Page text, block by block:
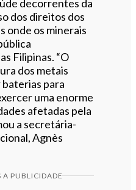
decorrentes da
dos direitos dos
onde os minerais
Filipinas. “O
dos metais
para
uma enorme
afetadas pela
a secretária-
Agnès
A PUBLICIDADE